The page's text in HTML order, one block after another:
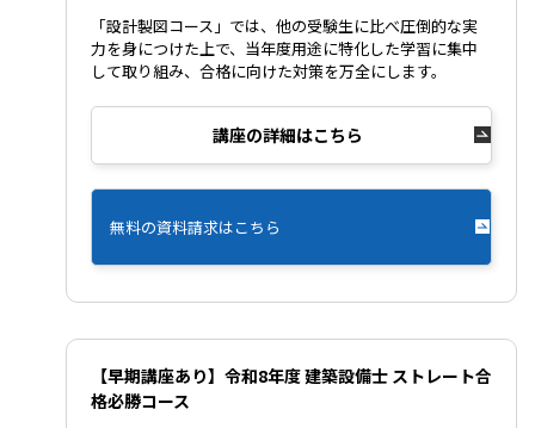
「設計製図コース」では、他の受験生に比べ圧倒的な実
力を身につけた上で、当年度用途に特化した学習に集中
して取り組み、合格に向けた対策を万全にします。
講座の詳細はこちら
無料の資料請求はこちら
【早期講座あり】令和8年度 建築設備士 ストレート合
格必勝コース